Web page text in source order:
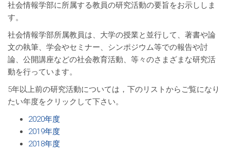
社会情報学部に所属する教員の研究活動の要旨をお示ししま
す。
社会情報学部所属教員は、大学の授業と並行して、著書や論
文の執筆、学会やセミナー、シンポジウム等での報告や討
論、公開講座などの社会教育活動、等々のさまざまな研究活
動を行っています。
5年以上前の研究活動については，下のリストからご覧になり
たい年度をクリックして下さい。
2020年度
2019年度
2018年度